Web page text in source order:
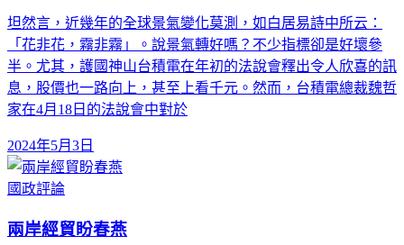
坦然言，近幾年的全球景氣變化莫測，如白居易詩中所云：
「花非花，霧非霧」。說景氣轉好嗎？不少指標卻是好壞參
半。尤其，護國神山台積電在年初的法說會釋出令人欣喜的訊
息，股價也一路向上，甚至上看千元。然而，台積電總裁魏哲
家在4月18日的法說會中對於
2024年5月3日
國政評論
兩岸經貿盼春燕